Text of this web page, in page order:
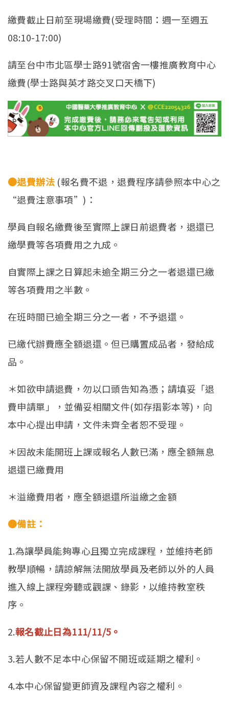
繳費截止日前至現場繳費(受理時間：週一至週五
08:10-17:00)
請至台中市北區學士路91號宿舍一樓推廣教育中心
繳費(學士路與英才路交叉口天橋下)
●退費辦法 (報名費不退，退費程序請參照本中心之
“退費注意事項”)：
學員自報名繳費後至實際上課日前退費者，退還已
繳學費等各項費用之九成。
自實際上課之日算起未逾全期三分之一者退還已繳
等各項費用之半數。
在班時間已逾全期三分之一者，不予退還。
已繳代辦費應全額退還。但已購置成品者，發給成
品。
＊如欲申請退費，勿以口頭告知為憑；請填妥「退
費申請單」，並備妥相關文件(如存摺影本等)，向
本中心提出申請，文件未齊全者恕不受理。
＊因故未能開班上課或報名人數已滿，應全額無息
退還已繳費用
＊溢繳費用者，應全額退還所溢繳之金額
●備註：
1.為讓學員能夠專心且獨立完成課程，並維持老師
教學順暢，請諒解無法開放學員及老師以外的人員
進入線上課程旁聽或觀課、錄影，以維持教室秩
序。
2.報名截止日為111/11/5。
3.若人數不足本中心保留不開班或延期之權利。
4.本中心保留變更師資及課程內容之權利。